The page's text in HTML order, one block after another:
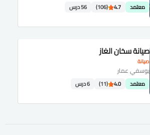
معتمد 4.7
(106) 56 درس
صيانة
صيانة سخان الغاز
يوسفي عمار
معتمد 4.0
(11) 6 درس